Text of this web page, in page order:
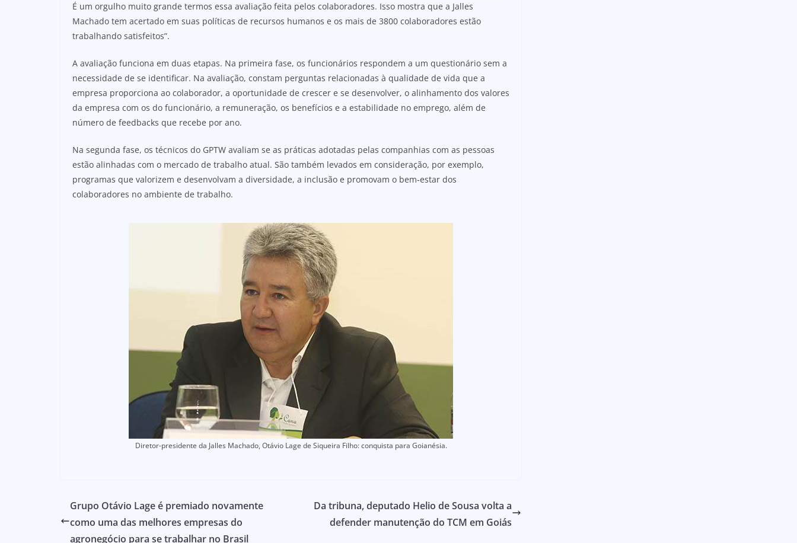
É um orgulho muito grande termos essa avaliação feita pelos colaboradores. Isso mostra que a Jalles
Machado tem acertado em suas políticas de recursos humanos e os mais de 3800 colaboradores estão
trabalhando satisfeitos”.
A avaliação funciona em duas etapas. Na primeira fase, os funcionários respondem a um questionário sem a
necessidade de se identificar. Na avaliação, constam perguntas relacionadas à qualidade de vida que a
empresa proporciona ao colaborador, a oportunidade de crescer e se desenvolver, o alinhamento dos valores
da empresa com os do funcionário, a remuneração, os benefícios e a estabilidade no emprego, além de
número de feedbacks que recebe por ano.
Na segunda fase, os técnicos do GPTW avaliam se as práticas adotadas pelas companhias com as pessoas
estão alinhadas com o mercado de trabalho atual. São também levados em consideração, por exemplo,
programas que valorizem e desenvolvam a diversidade, a inclusão e promovam o bem-estar dos
colaboradores no ambiente de trabalho.
Diretor-presidente da Jalles Machado, Otávio Lage de Siqueira Filho: conquista para Goianésia.
Grupo Otávio Lage é premiado novamente
como uma das melhores empresas do
agronegócio para se trabalhar no Brasil
Da tribuna, deputado Helio de Sousa volta a
defender manutenção do TCM em Goiás